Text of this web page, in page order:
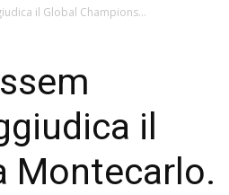
il Global Champions...
il
Montecarlo.